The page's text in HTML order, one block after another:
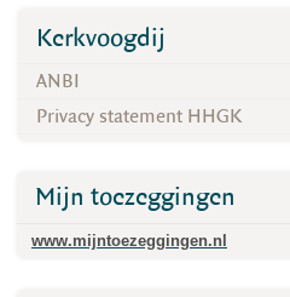
Kerkvoogdij
ANBI
Privacy statement HHGK
Mijn toezeggingen
www.mijntoezeggingen.nl